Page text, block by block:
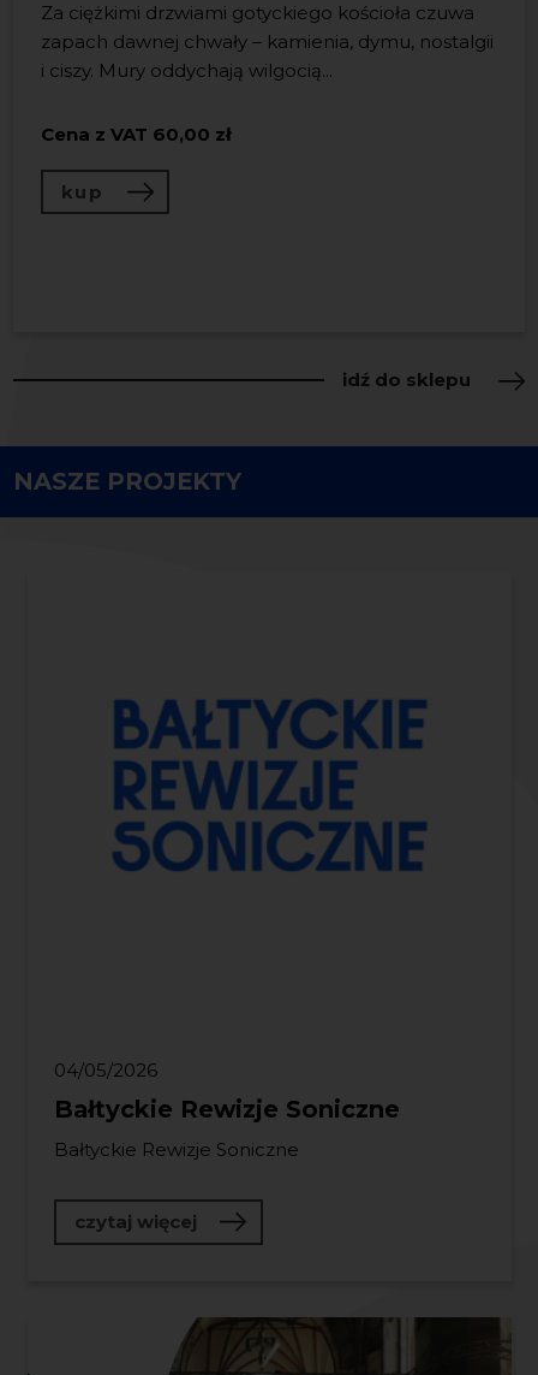
Za ciężkimi drzwiami gotyckiego kościoła czuwa
zapach dawnej chwały – kamienia, dymu, nostalgii
i ciszy. Mury oddychają wilgocią...
Cena z VAT 60,00 zł
kup
Książka „LeŚnia” to wyjątkowe
wydawnictwo, będące
zwieńczeniem projektu, który
celebrował 30. rocznicę obecności
Cena z VAT 120,00 zł
Zestaw kolekcjonerski łączący artystyczną książkę
LeŚnia wydaną przezNadbałtyckie Centrum
inspirowa...
Cena z VAT 150,00 zł
idź do sklepu
NASZE PROJEKTY
04/05/2026
Bałtyckie Rewizje Soniczne
Bałtyckie Rewizje Soniczne
czytaj więcej o Bałtyckie Rewizje Soniczne